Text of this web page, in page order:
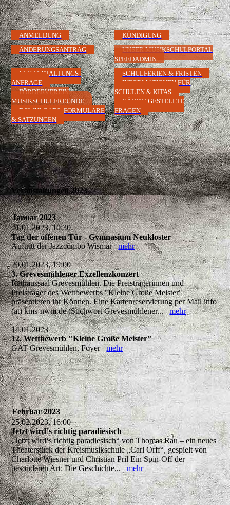
ANMELDUNG
KÜNDIGUNG
ÄNDERUNGSANTRAG
UNSER MUSIKSCHULPORTAL
SPEEDADMIN
VERANSTALTUNGS-
ANFRAGE
FÖRDERVEREIN
MUSIKSCHULFREUNDE
DOWNLOADS, FORMULARE
& SATZUNGEN
SCHULFERIEN & FRISTEN
INFORMATIONEN FÜR
SCHULEN & KITAS
HÄUFIG GESTELLTE
FRAGEN
Veranstaltungen 2023
Januar 2023
21.01.2023, 10:30
Tag der offenen Tür - Gymnasium Neukloster
Auftritt der Jazzcombo Wismarmehr
20.01.2023, 19:00
3. Grevesmühlener Exzellenzkonzert
Rathaussaal Grevesmühlen. Die Preisträgerinnen und
Preisträger des Wettbewerbs "Kleine Große Meister"
präsentieren ihr Können. Eine Kartenreservierung per Mail info
(at) kms-nwm.de (Stichwort Grevesmühlener...mehr
14.01.2023
12. Wettbewerb "Kleine Große Meister"
GAT Grevesmühlen, Foyermehr
Februar 2023
25.02.2023, 16:00
Jetzt wird´s richtig paradiesisch
„Jetzt wird‘s richtig paradiesisch“ von Thomas Rau – ein neues
Theaterstück der Kreismusikschule „Carl Orff“, gespielt von
Charlotte Wiesner und Christian Pril Ein Spin-Off der
besonderen Art: Die Geschichte...mehr